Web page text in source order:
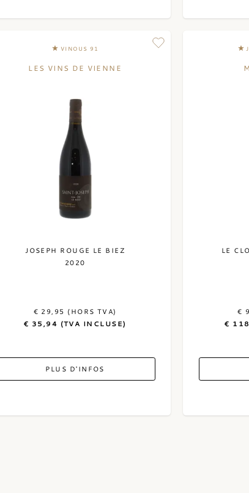
VINOUS 91
LES VINS DE VIENNE
JOSEPH ROUGE LE BIEZ
2020
€ 29,95 (HORS TVA)
€ 35,94 (TVA INCLUSE)
PLUS D'INFOS
LE
€
€